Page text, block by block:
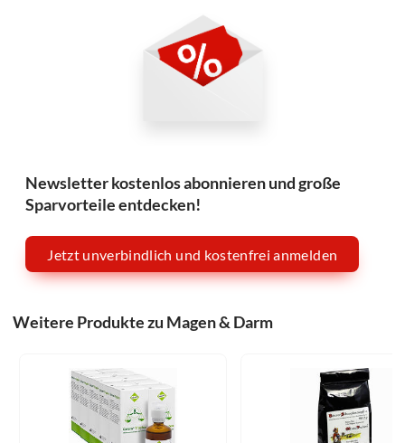
Newsletter kostenlos abonnieren und große
Sparvorteile entdecken!
Jetzt unverbindlich und kostenfrei anmelden
Weitere Produkte zu Magen & Darm